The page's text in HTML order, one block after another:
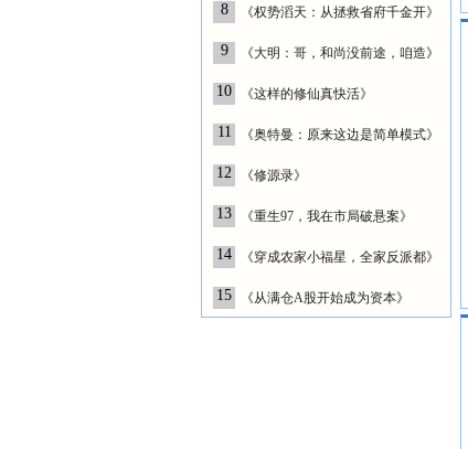
8 《权势滔天：从拯救省府千金开》
9 《大明：哥，和尚没前途，咱造》
10 《这样的修仙真快活》
11 《奥特曼：原来这边是简单模式》
12 《修源录》
13 《重生97，我在市局破悬案》
14 《穿成农家小福星，全家反派都》
15 《从满仓A股开始成为资本》